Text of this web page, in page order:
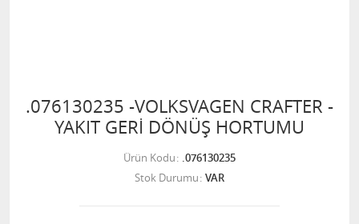
.076130235 -VOLKSVAGEN CRAFTER -
YAKIT GERİ DÖNÜŞ HORTUMU
Ürün Kodu .076130235
Stok Durumu VAR